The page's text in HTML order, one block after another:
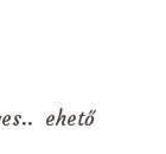
ehető